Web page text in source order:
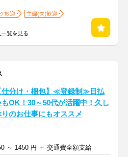
歓迎
主婦(夫)歓迎
覧を見る
仕分け・梱包】≪登録制≫日払
もOK！30～50代が活躍中！久し
りのお仕事にもオススメ
～ 1450 円 ＋ 交通費全額支給